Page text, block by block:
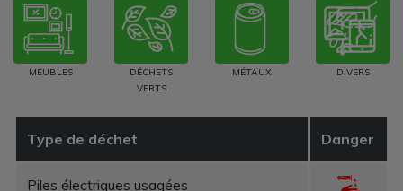
MEUBLES
DÉCHETS
VERTS
MÉTAUX DIVERS
Type de déchet Danger
Piles électriques usagées